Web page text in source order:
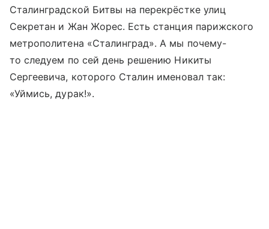
Сталинградской Битвы на перекрёстке улиц
Секретан и Жан Жорес. Есть станция парижского
метрополитена «Сталинград». А мы почему-
то следуем по сей день решению Никиты
Сергеевича, которого Сталин именовал так:
«Уймись, дурак!».